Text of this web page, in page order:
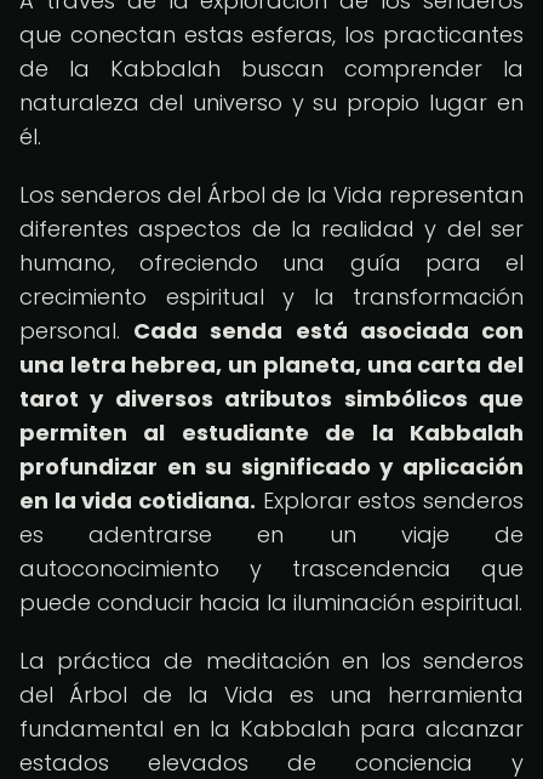
que conectan estas esferas, los practicantes
de la Kabbalah buscan comprender la
naturaleza del universo y su propio lugar en
él.
Los senderos del Árbol de la Vida representan
diferentes aspectos de la realidad y del ser
humano, ofreciendo una guía para el
crecimiento espiritual y la transformación
personal. Cada senda está asociada con
una letra hebrea, un planeta, una carta del
tarot y diversos atributos simbólicos que
permiten al estudiante de la Kabbalah
profundizar en su significado y aplicación
en la vida cotidiana. Explorar estos senderos
es adentrarse en un viaje de
autoconocimiento y trascendencia que
puede conducir hacia la iluminación espiritual.
La práctica de meditación en los senderos
del Árbol de la Vida es una herramienta
fundamental en la Kabbalah para alcanzar
estados elevados de conciencia y